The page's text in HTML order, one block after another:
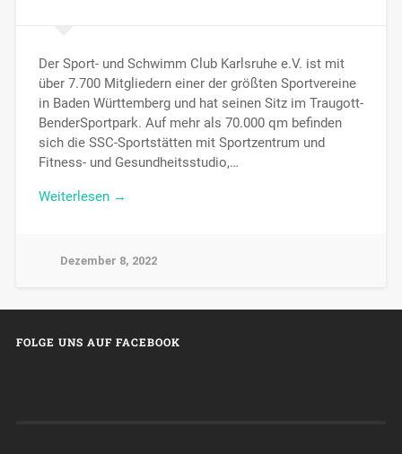
Der Sport- und Schwimm Club Karlsruhe e.V. ist mit
über 7.700 Mitgliedern einer der größten Sportvereine
in Baden Württemberg und hat seinen Sitz im Traugott-
BenderSportpark. Auf mehr als 70.000 qm befinden
sich die SSC-Sportstätten mit Sportzentrum und
Fitness- und Gesundheitsstudio,…
Weiterlesen →
Dezember 8, 2022
FOLGE UNS AUF FACEBOOK